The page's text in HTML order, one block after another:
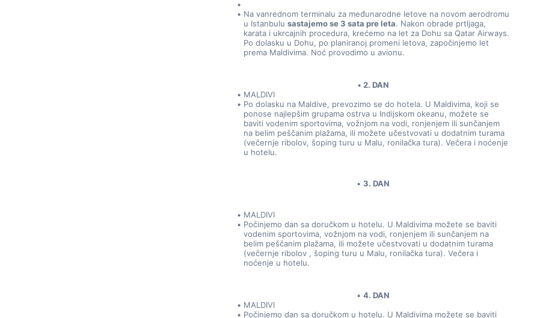
Na vanrednom terminalu za međunarodne letove na novom aerodromu
u Istanbulu sastajemo se 3 sata pre leta. Nakon obrade prtljaga,
karata i ukrcajnih procedura, krećemo na let za Dohu sa Qatar Airways.
Po dolasku u Dohu, po planiranoj promeni letova, započinjemo let
prema Maldivima. Noć provodimo u avionu.
2. DAN
MALDIVI
Po dolasku na Maldivе, prevozimo se do hotela. U Maldivima, koji se
ponose najlepšim grupama ostrva u Indijskom okeanu, možete se
baviti vodenim sportovima, vožnjom na vodi, ronjenjem ili sunčanjem
na belim peščanim plažama, ili možete učestvovati u dodatnim turama
(večernje ribolov, šoping turu u Malu, ronilačka tura). Večera i noćenje
u hotelu.
3. DAN
MALDIVI
Počinjemo dan sa doručkom u hotelu. U Maldivima možete se baviti
vodenim sportovima, vožnjom na vodi, ronjenjem ili sunčanjem na
belim peščanim plažama, ili možete učestvovati u dodatnim turama
(večernje ribolov , šoping turu u Malu, ronilačka tura). Večera i
noćenje u hotelu.
4. DAN
MALDIVI
Počinjemo dan sa doručkom u hotelu. U Maldivima možete se baviti